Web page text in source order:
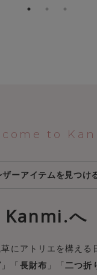
to
ザーアイテムを見つけ
Kanmi.へ
にアトリエを構える
」「 長財布 」「二つ折